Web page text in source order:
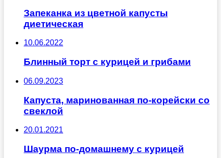
Запеканка из цветной капусты
диетическая
10.06.2022
Блинный торт с курицей и грибами
06.09.2023
Капуста, маринованная по-корейски со
свеклой
20.01.2021
Шаурма по-домашнему с курицей